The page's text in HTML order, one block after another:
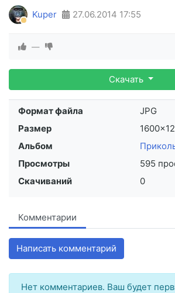
Kuper 27.06.2014 17:55
—
Скачать
Формат файла
JPG
Размер
Альбом
Просмотры
595
Скачиваний
0
Комментарии
Написать комментарий
Нет комментариев. Ваш будет